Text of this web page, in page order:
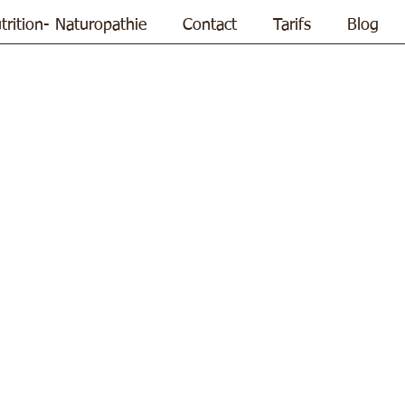
Naturopathie Contact Tarifs Blog